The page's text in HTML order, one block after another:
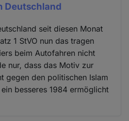
Deutschland
seit diesen Monat
1 StVO nun das tragen
beim Autofahren nicht
nur, dass das Motiv zur
gegen den politischen Islam
besseres 1984 ermöglicht